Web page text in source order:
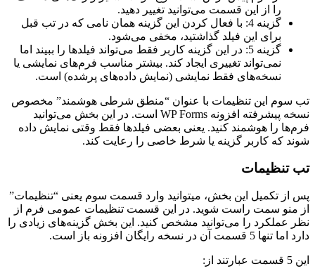
را از این قسمت می‌توانید تغییر دهید.
گزینه 4: با فعال کردن این گزینه همان نامی که در تب قبل
برای این فیلد گذاشتید، مخفی می‌شود.
گزینه 5: در این گزینه کاربر فقط می‌تواند فیلدها را ببیند اما
نمی‌تواند تغییری ایجاد کند. بیشتر مناسب فرم‌های نمایشی یا
نسخه‌های فقط‌ نمایشی (نمایش داده‌های پرشده) است.
تب سوم این تنظیمات با عنوان “منطق شرطی هوشمند” مخصوص
نسخه پیشرفته افزونه WP Forms است. در این بخش می‌توانید
فرم‌ها را هوشمند کنید. یعنی بعضی فیلدها فقط وقتی نمایش داده
شوند که کاربر گزینه یا شرط خاصی را رعایت کند.
تب تنظیمات
پس از تکمیل این بخش، می‎توانید وارد قسمت سوم یعنی “تنظیمات”
از منو سمت راست شوید. در این قسمت تنظیمات عمومی فرم از
نظر عملکرد را می‌توانید مشخص کنید. این بخش گزینه‌های زیادی را
دارد اما تنها 5 قسمت آن در نسخه رایگان افزونه باز است.
این 5 قسمت عبارتند از: